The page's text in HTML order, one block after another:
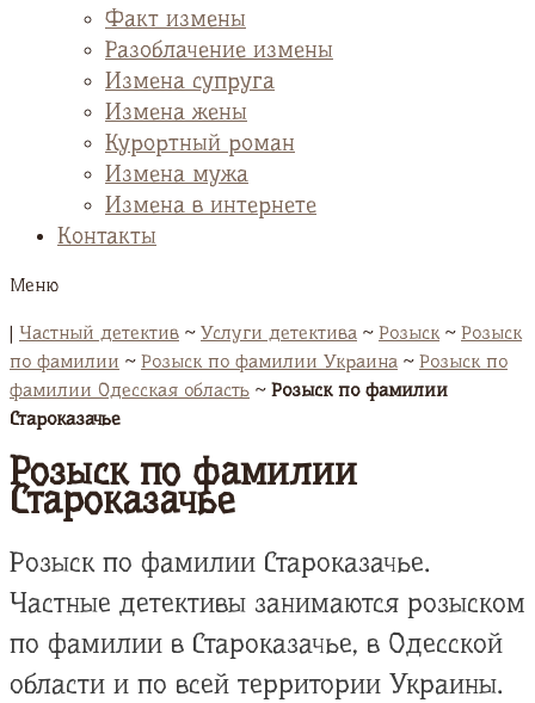
Факт измены
Разоблачение измены
Измена супруга
Измена жены
Курортный роман
Измена мужа
Измена в интернете
Контакты
Меню
| Частный детектив ~ Услуги детектива ~ Розыск~ Розыск
по фамилии ~ Розыск по фамилии Украина ~ Розыск по
фамилии Одесская область ~ Розыск по фамилии
Староказачье
Розыск по фамилии
Староказачье
Розыск по фамилии Староказачье.
Частные детективы занимаются розыском
по фамилии в Староказачье, в Одесской
области и по всей территории Украины.